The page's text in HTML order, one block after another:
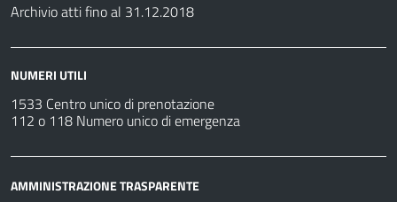
Archivio atti fino al 31.12.2018
NUMERI UTILI
1533 Centro unico di prenotazione
112 o 118 Numero unico di emergenza
AMMINISTRAZIONE TRASPARENTE